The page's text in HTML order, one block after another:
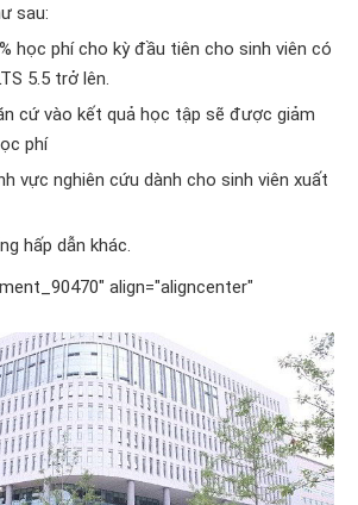
sau:
học phí cho kỳ đầu tiên cho sinh viên có
5.5 trở lên.
cứ vào kết quả học tập sẽ được giảm
phí
vực nghiên cứu dành cho sinh viên xuất
hấp dẫn khác.
align="aligncenter"